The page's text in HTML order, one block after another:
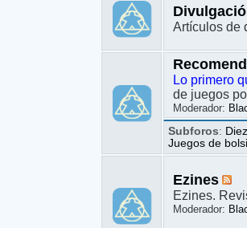
Artículos de
Lo primero
de juegos
Moderador:
Subforos:
Juegos de
Ezines
Ezines.
Moderador: